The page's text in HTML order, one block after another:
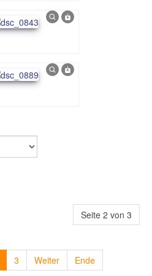
Seite 2 von 3
3 Weiter Ende